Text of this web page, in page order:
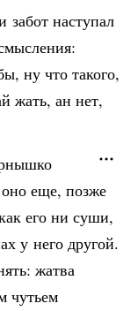
наступал
ну что такого,
жать, ан нет,
оно еще, позже
его ни суши,
у него другой.
жатва
чутьем